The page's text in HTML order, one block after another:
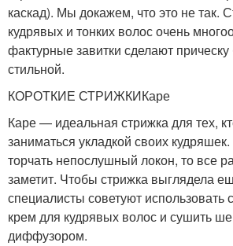
каскад). Мы докажем, что это не так.
кудрявых и тонких волос очень
фактурные завитки сделают
стильной.
КОРОТКИЕ СТРИЖКИКаре
Каре — идеальная стрижка для тех,
заниматься укладкой своих
торчать непослушный локон, то все
заметит. Чтобы стрижка выглядела
специалисты советуют использовать
крем для кудрявых волос и сушить
диффузором.